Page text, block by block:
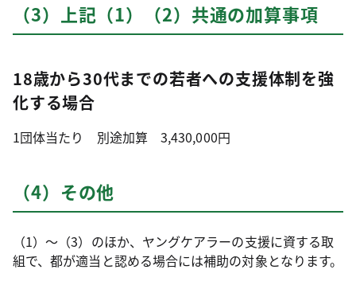
（3）上記（1）（2）共通の加算事項
18歳から30代までの若者への支援体制を強
化する場合
1団体当たり 別途加算 3,430,000円
（4）その他
（1）～（3）のほか、ヤングケアラーの支援に資する取
組で、都が適当と認める場合には補助の対象となります。